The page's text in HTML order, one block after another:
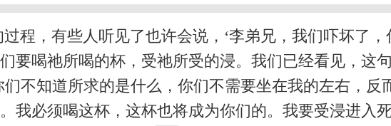
程，有些人听见了也许会说，‘李弟兄，我们吓坏了，
要喝祂所喝的杯，受祂所受的浸。我们已经看见，这
不知道所求的是什么，你们不需要坐在我的左右，反
我必须喝这杯，这杯也将成为你们的。我要受浸进入